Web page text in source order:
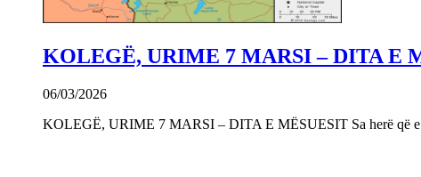
KOLEGË, URIME 7 MARSI – DITA E
06/03/2026
KOLEGË, URIME 7 MARSI – DITA E MËSUESIT Sa herë që